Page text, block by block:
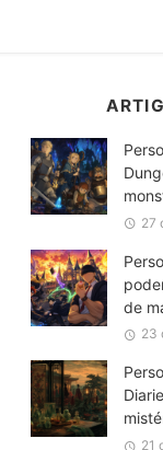
27
de
23
21